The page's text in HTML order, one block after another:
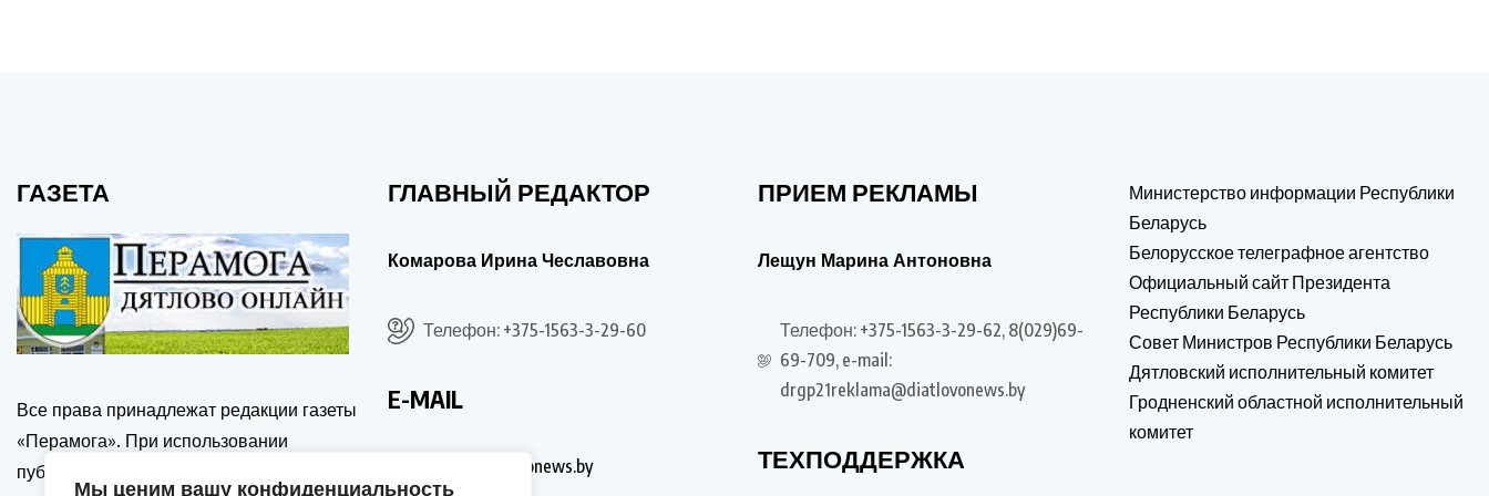
Мы ценим вашу конфиденциальность
ГАЗЕТА
Все права принадлежат редакции газеты
«Перамога». При использовании
публикаций сайта, ссылка на источник и
ГЛАВНЫЙ РЕДАКТОР
Комарова Ирина Чеславовна
Телефон: +375-1563-3-29-60
E-MAIL
drgp@diatlovonews.by
ПРИЕМ РЕКЛАМЫ
Лещун Марина Антоновна
Телефон: +375-1563-3-29-62, 8(029)69-
69-709, e-mail:
drgp21reklama@diatlovonews.by
ТЕХПОДДЕРЖКА
Министерство информации Республики
Беларусь
Белорусское телеграфное агентство
Официальный сайт Президента
Республики Беларусь
Совет Министров Республики Беларусь
Дятловский исполнительный комитет
Гродненский областной исполнительный
комитет